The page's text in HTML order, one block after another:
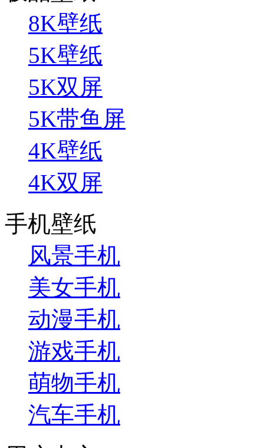
8K壁纸
5K壁纸
5K双屏
5K带鱼屏
4K壁纸
4K双屏
手机壁纸
风景手机
美女手机
动漫手机
游戏手机
萌物手机
汽车手机